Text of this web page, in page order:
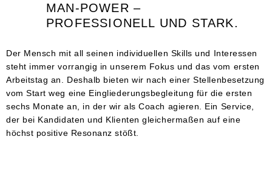
MAN-POWER –
PROFESSIONELL UND STARK.
Der Mensch mit all seinen individuellen Skills und Interessen
steht immer vorrangig in unserem Fokus und das vom ersten
Arbeitstag an. Deshalb bieten wir nach einer Stellenbesetzung
vom Start weg eine Eingliederungsbegleitung für die ersten
sechs Monate an, in der wir als Coach agieren. Ein Service,
der bei Kandidaten und Klienten gleichermaßen auf eine
höchst positive Resonanz stößt.